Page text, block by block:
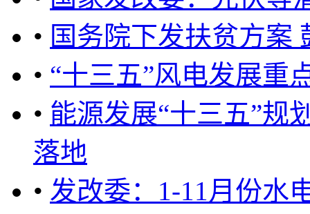
• 国务院下发扶贫方案
• “十三五”风电发展重
• 能源发展“十三五”规
落地
• 发改委：1-11月份水